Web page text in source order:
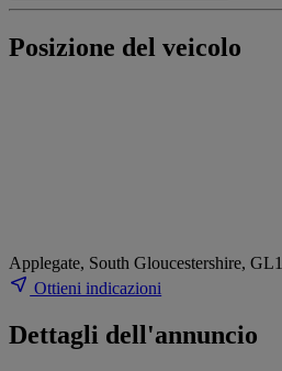
Posizione del veicolo
Applegate, South Gloucestershire,
Ottieni indicazioni
Dettagli dell'annuncio